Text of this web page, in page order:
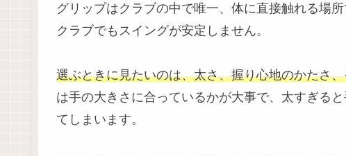
グリップはクラブの中で唯一、体に直接触れる場
クラブでもスイングが安定しません。
選ぶときに見たいのは、太さ、握り心地のかたさ
は手の大きさに合っているかが大事で、太すぎる
てしまいます。